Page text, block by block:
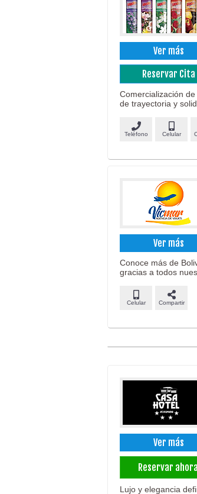
Ver más
Reservar Cita
Comercialización
de trayectoria y
Teléfono Celular
Ver más
Conoce más de
gracias a todos
Celular Compartir
Ver más
Reservar ahora
Lujo y elegancia